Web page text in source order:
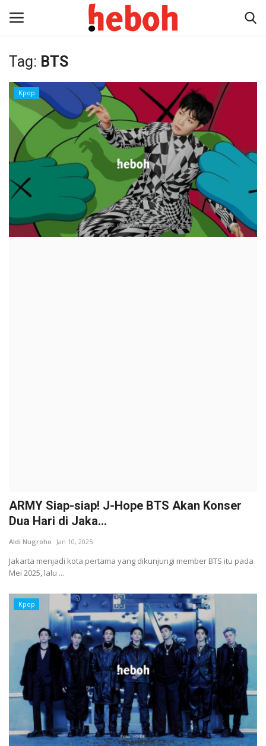
Home
Entertainment
Lifestyle
News
Tag: BTS
Kpop
ARMY Siap-siap! J-Hope BTS Akan Konser
Dua Hari di Jaka...
Aldi Nugroho Jan 10, 2025
Jakarta menjadi kota pertama yang dikunjungi member BTS itu pada
Mei 2025, lalu ...
Kpop